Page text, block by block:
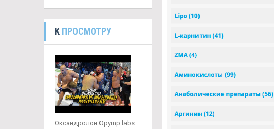
К ПРОСМОТРУ
Оксандролон Opymp labs